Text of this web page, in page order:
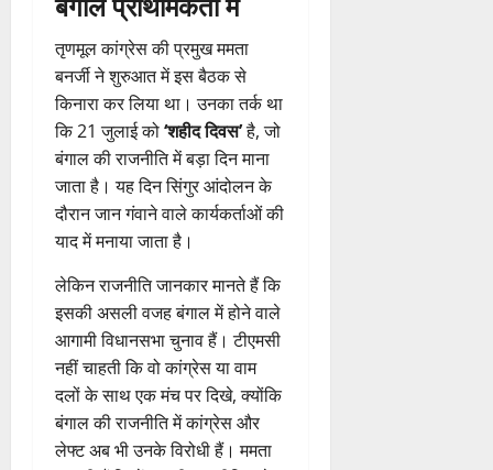
तृणमूल कांग्रेस की प्रमुख ममता
बनर्जी ने शुरुआत में इस बैठक से
किनारा कर लिया था। उनका तर्क था
कि 21 जुलाई को‘शहीद दिवस’है, जो
बंगाल की राजनीति में बड़ा दिन माना
जाता है। यह दिन सिंगुर आंदोलन के
दौरान जान गंवाने वाले कार्यकर्ताओं की
याद में मनाया जाता है।
लेकिन राजनीति जानकार मानते हैं कि
इसकी असली वजह बंगाल में होने वाले
आगामी विधानसभा चुनाव हैं। टीएमसी
नहीं चाहती कि वो कांग्रेस या वाम
दलों के साथ एक मंच पर दिखे, क्योंकि
बंगाल की राजनीति में कांग्रेस और
लेफ्ट अब भी उनके विरोधी हैं। ममता